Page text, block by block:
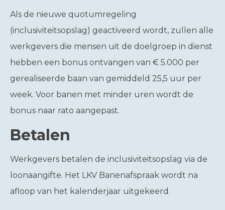
Als de nieuwe quotumregeling
(inclusiviteitsopslag) geactiveerd wordt, zullen alle
werkgevers die mensen uit de doelgroep in dienst
hebben een bonus ontvangen van € 5.000 per
gerealiseerde baan van gemiddeld 25,5 uur per
week. Voor banen met minder uren wordt de
bonus naar rato aangepast.
Betalen
Werkgevers betalen de inclusiviteitsopslag via de
loonaangifte. Het LKV Banenafspraak wordt na
afloop van het kalenderjaar uitgekeerd.